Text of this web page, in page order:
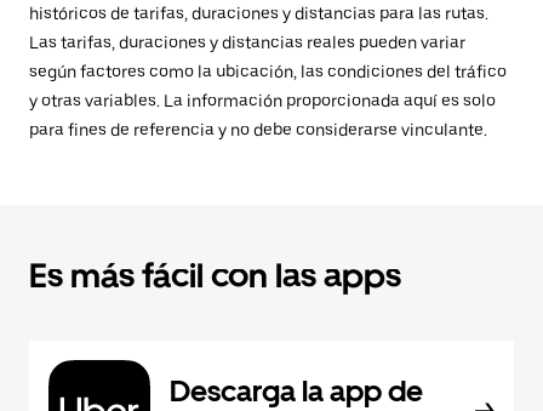
históricos de tarifas, duraciones y distancias para las rutas.
Las tarifas, duraciones y distancias reales pueden variar
según factores como la ubicación, las condiciones del tráfico
y otras variables. La información proporcionada aquí es solo
para fines de referencia y no debe considerarse vinculante.
Es más fácil con las apps
Descarga la app de